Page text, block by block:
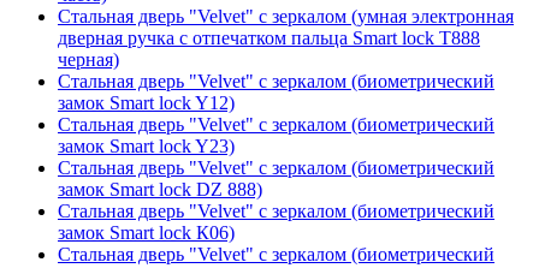
Стальная дверь "Velvet" с зеркалом (умная электронная
дверная ручка с отпечатком пальца Smart lock T888
черная)
Стальная дверь "Velvet" с зеркалом (биометрический
замок Smart lock Y12)
Стальная дверь "Velvet" с зеркалом (биометрический
замок Smart lock Y23)
Стальная дверь "Velvet" с зеркалом (биометрический
замок Smart lock DZ 888)
Стальная дверь "Velvet" с зеркалом (биометрический
замок Smart lock К06)
Стальная дверь "Velvet" с зеркалом (биометрический